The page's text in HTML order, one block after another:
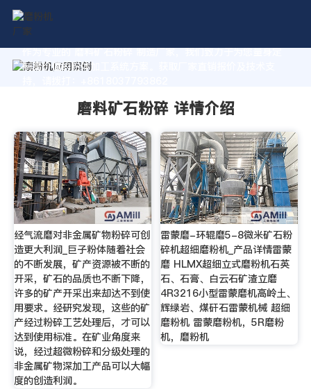
作为专业的 磨料矿石粉碎 制造厂家，我们致力于为您量身定
制高价值的粉体加工系统方案。获取厂家直销报价及技术支
磨料矿石粉碎 详情介绍
经气流磨对非金属矿物粉碎可创
造更大利润_巨子粉体随着社会
的不断发展，矿产资源被不断的
开采，矿石的品质也不断下降，
许多的矿产开采出来却达不到使
用要求。经研究发现，这些的矿
产经过粉碎工艺处理后，才可以
达到使用标准。在矿业角度来
说，经过超微粉碎和分级处理的
非金属矿物深加工产品可以大幅
度的创造利润。
雷蒙磨-环辊磨5-8微米矿石粉
碎机超细磨粉机_产品详情雷蒙
磨 HLMX超细立式磨粉机石英
石、石膏、白云石矿渣立磨
4R3216小型雷蒙磨机高岭土、
辉绿岩、煤矸石雷蒙机械 超细
磨粉机 雷蒙磨粉机，5R磨粉
机，磨粉机